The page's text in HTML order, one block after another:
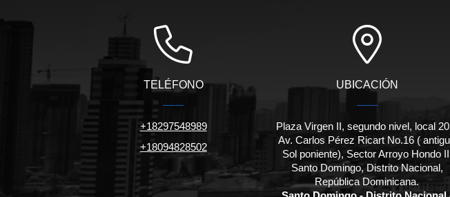
TELÉFONO
+18297548989
+18094828502
UBICACIÓN
Plaza Virgen II, segundo nivel, local
Av. Carlos Pérez Ricart No.16 (
Sol poniente), Sector Arroyo Hondo
Santo Domingo, Distrito Nacional,
República Dominicana.